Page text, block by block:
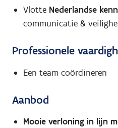
Vlotte Nederlandse
communicatie &
Professionele
Een team coördineren
Aanbod
Mooie verloning in lijn